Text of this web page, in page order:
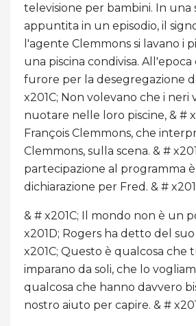
televisione per bambini. In una
appuntita in un episodio, il
l'agente Clemmons si lavano i
una piscina condivisa.
furore per la desegregazione
x201C; Non volevano che i neri
nuotare nelle loro piscine, & #
François Clemmons, che
Clemmons, sulla scena. & #
partecipazione al programma
dichiarazione per Fred. & #
& # x201C; Il mondo non è un
x201D; Rogers ha detto del
x201C; Questo è qualcosa che
imparano da soli, che lo
qualcosa che hanno davvero
nostro aiuto per capire. & #